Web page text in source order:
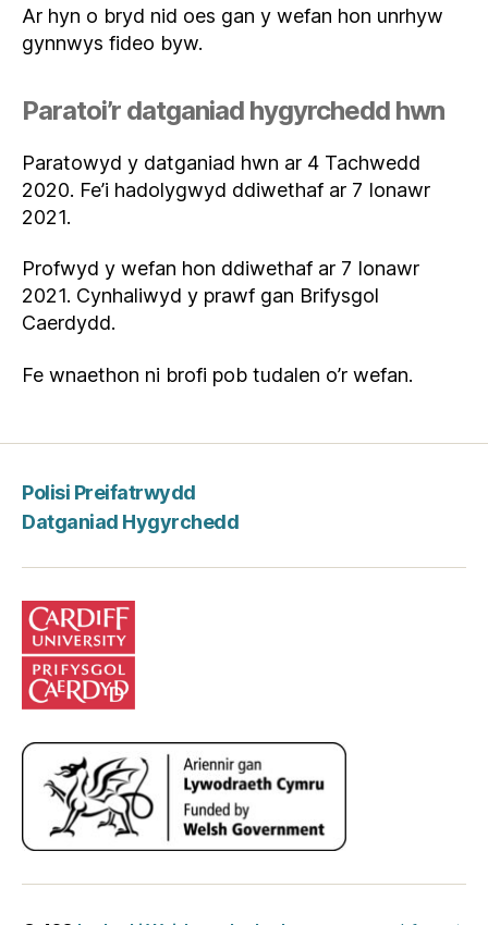
Ar hyn o bryd nid oes gan y wefan hon unrhyw
gynnwys fideo byw.
Paratoi’r datganiad hygyrchedd hwn
Paratowyd y datganiad hwn ar 4 Tachwedd
2020. Fe’i hadolygwyd ddiwethaf ar 7 Ionawr
2021.
Profwyd y wefan hon ddiwethaf ar 7 Ionawr
2021. Cynhaliwyd y prawf gan Brifysgol
Caerdydd.
Fe wnaethon ni brofi pob tudalen o’r wefan.
Polisi Preifatrwydd
Datganiad Hygyrchedd